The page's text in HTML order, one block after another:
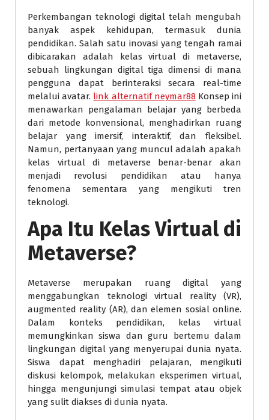
Perkembangan teknologi digital telah mengubah
banyak aspek kehidupan, termasuk dunia
pendidikan. Salah satu inovasi yang tengah ramai
dibicarakan adalah kelas virtual di metaverse,
sebuah lingkungan digital tiga dimensi di mana
pengguna dapat berinteraksi secara real-time
melalui avatar. link alternatif neymar88 Konsep ini
menawarkan pengalaman belajar yang berbeda
dari metode konvensional, menghadirkan ruang
belajar yang imersif, interaktif, dan fleksibel.
Namun, pertanyaan yang muncul adalah apakah
kelas virtual di metaverse benar-benar akan
menjadi revolusi pendidikan atau hanya
fenomena sementara yang mengikuti tren
teknologi.
Apa Itu Kelas Virtual di
Metaverse?
Metaverse merupakan ruang digital yang
menggabungkan teknologi virtual reality (VR),
augmented reality (AR), dan elemen sosial online.
Dalam konteks pendidikan, kelas virtual
memungkinkan siswa dan guru bertemu dalam
lingkungan digital yang menyerupai dunia nyata.
Siswa dapat menghadiri pelajaran, mengikuti
diskusi kelompok, melakukan eksperimen virtual,
hingga mengunjungi simulasi tempat atau objek
yang sulit diakses di dunia nyata.